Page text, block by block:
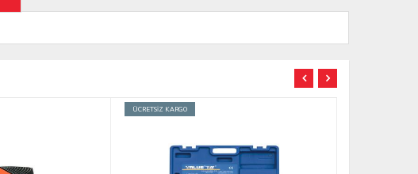
ÜCRETSİZ KARGO